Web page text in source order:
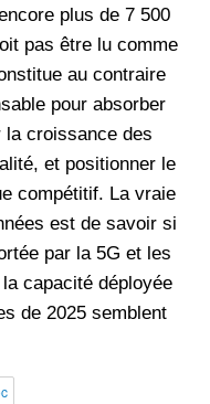
plus de 7 500
pas être lu comme
au contraire
pour absorber
croissance des
et positionner le
compétitif. La vraie
est de savoir si
par la 5G et les
capacité déployée
de 2025 semblent